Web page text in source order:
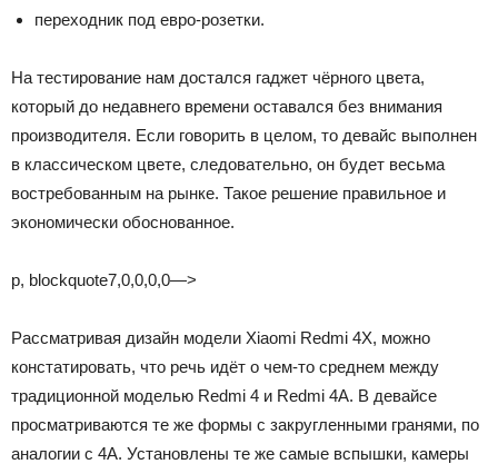
переходник под евро-розетки.
На тестирование нам достался гаджет чёрного цвета,
который до недавнего времени оставался без внимания
производителя. Если говорить в целом, то девайс выполнен
в классическом цвете, следовательно, он будет весьма
востребованным на рынке. Такое решение правильное и
экономически обоснованное.
p, blockquote7,0,0,0,0—>
Рассматривая дизайн модели Xiaomi Redmi 4X, можно
констатировать, что речь идёт о чем-то среднем между
традиционной моделью Redmi 4 и Redmi 4А. В девайсе
просматриваются те же формы с закругленными гранями, по
аналогии с 4А. Установлены те же самые вспышки, камеры